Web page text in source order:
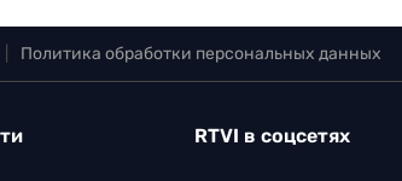
Политика обработки персональных данных
RTVI в соцсетях